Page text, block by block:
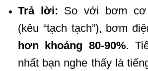
Trả lời: So với bơm cơ
(kêu “tạch tạch”), bơm
hơn khoảng 80-90%.
nhất bạn nghe thấy là